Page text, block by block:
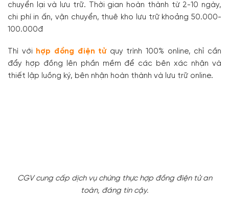
chuyển lại và lưu trữ. Thời gian hoàn thành từ 2-10 ngày,
chi phí in ấn, vận chuyển, thuê kho lưu trữ khoảng 50.000-
100.000đ
Thì với hợp đồng điện tửquy trình 100% online, chỉ cần
đẩy hợp đồng lên phần mềm để các bên xác nhận và
thiết lập luồng ký, bên nhận hoàn thành và lưu trữ online.
CGV cung cấp dịch vụ chứng thực hợp đồng điện tử an
toàn, đáng tin cậy.